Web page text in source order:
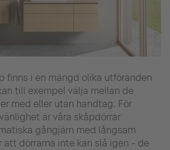
finns i en mängd olika utföranden
till exempel välja mellan de
med eller utan handtag. För
är våra skåpdörrar
gångjärn med långsam
dörrarna inte kan slå igen - de